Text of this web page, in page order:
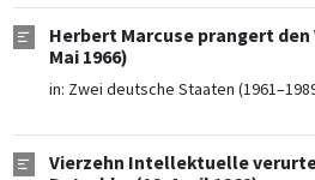
Herbert Marcuse prangert
Mai 1966)
in: Zwei deutsche Staaten
Vierzehn Intellektuelle